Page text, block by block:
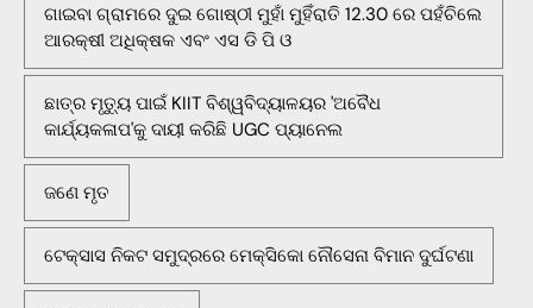
ଗାଇବା ଗ୍ରାମରେ ଦୁଇ ଗୋଷ୍ଠୀ ମୁହାଁ ମୁହିଁରାତି 12.30 ରେ ପହଁଚିଲେ
ଆରକ୍ଷୀ ଅଧିକ୍ଷକ ଏବଂ ଏସ ଡି ପି ଓ
ଛାତ୍ର ମୃତ୍ୟୁ ପାଇଁ KIIT ବିଶ୍ୱବିଦ୍ୟାଳୟର 'ଅବୈଧ
କାର୍ଯ୍ୟକଳାପ'କୁ ଦାୟୀ କରିଛି UGC ପ୍ୟାନେଲ
ଜଣେ ମୃତ
ଟେକ୍ସାସ ନିକଟ ସମୁଦ୍ରରେ ମେକ୍ସିକୋ ନୌସେନା ବିମାନ ଦୁର୍ଘଟଣା